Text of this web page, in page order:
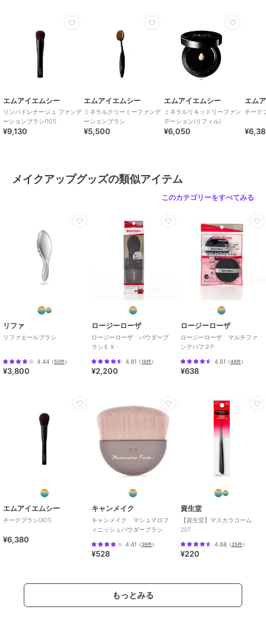
エムアイエムシー
リンパドレナージュ ファンデ
ーションブラシ(101)
¥9,130
エムアイエムシー
ミネラルクリーミーファンデ
ーションブラシ
¥5,500
エムアイエムシー
ミネラルリキッドリーファン
デーション(リフィル)
¥6,050
エム
チーク
メイクアップグッズの類似アイテム
このカテゴリーをすべてみる
リファ
リファエールブラシ
4.44 （50件）
¥3,800
ロージーローザ
ロージーローザ パウダーブ
ラシＥＸ
4.81 （16件）
¥2,200
ロージーローザ
ロージーローザ マルチファ
ンデパフ２P
4.61 （44件）
¥638
エムアイエムシー
チークブラシ(401)
¥6,380
キャンメイク
キャンメイク マシュマロフ
ィニッシュパウダーブラシ
4.41 （36件）
¥528
資生堂
【資生堂】マスカラコーム
207
4.68（35件）
¥220
もっとみる